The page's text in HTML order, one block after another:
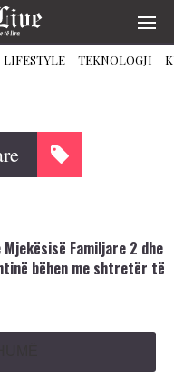
LIFESTYLE TEKNOLOGJI
Mjekësisë Familjare 2 dhe
bëhen me shtretër të